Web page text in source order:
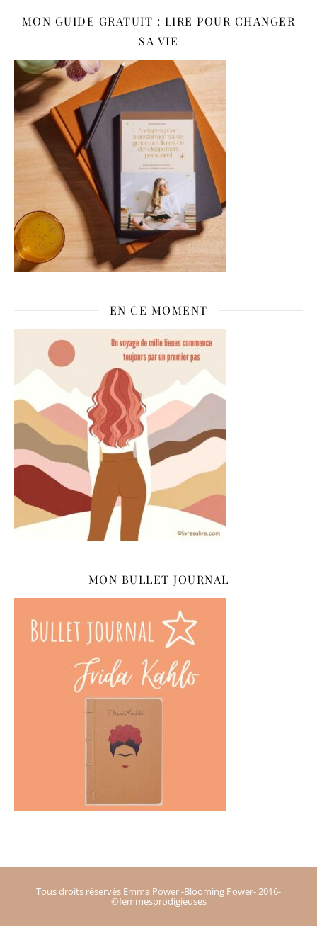
MON GUIDE GRATUIT : LIRE POUR CHANGER
SA VIE
EN CE MOMENT
MON BULLET JOURNAL
Tous droits réservés Emma Power -Blooming Power- 2016-
©femmesprodigieuses